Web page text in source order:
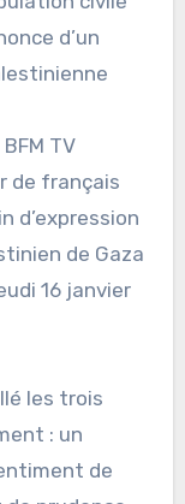
d’un
TV
de français
d’expression
de Gaza
16 janvier
les trois
: un
de